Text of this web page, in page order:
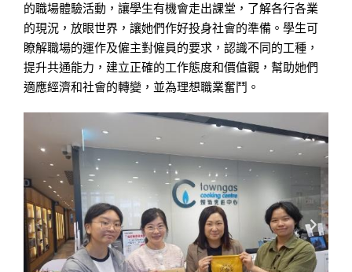
的職場體驗活動，讓學生有機會走出課堂，了解各行各業
的現況，放眼世界，讓她們作好投身社會的準備。學生可
瞭解職場的運作及僱主對僱員的要求，認識不同的工種，
提升共通能力，建立正確的工作態度和價值觀，幫助她們
適應經濟和社會的轉變，並為理想職業奮鬥。